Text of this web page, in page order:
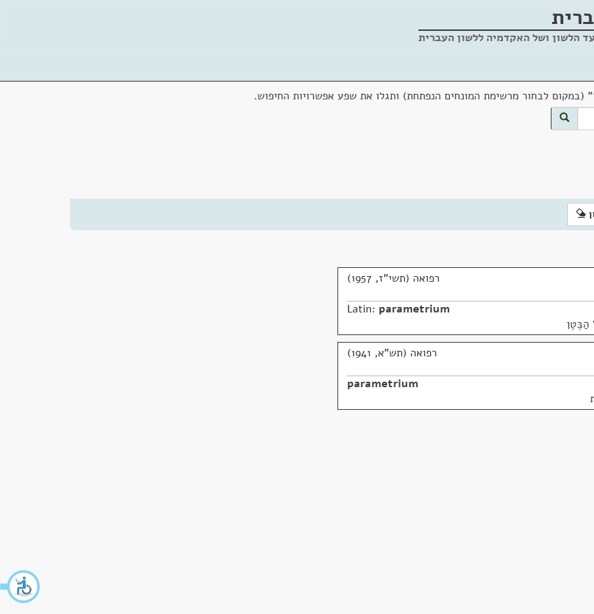
הלשון ושל האקדמיה ללשון העברית
(במקום לבחור מרשימת המונחים הנפתחת) ותגלו את שפע אפשרויות החיפוש.
רפואה (תשי"ז, 1957)
Latin: parametrium
הַבֶּטֶן
רפואה (תש"א, 1941)
parametrium